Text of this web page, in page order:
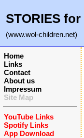
STORIES for
(www.wol-children.net)
Home
Links
Contact
About us
Impressum
Site Map
YouTube Links
Spotify Links
App Download